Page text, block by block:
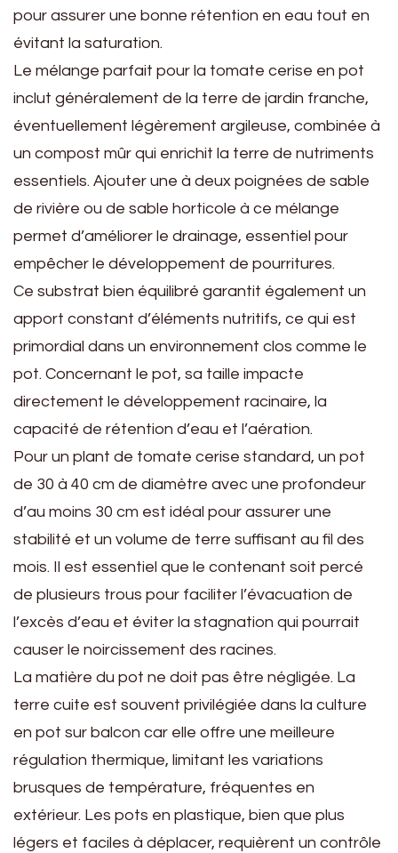
pour assurer une bonne rétention en eau tout en
évitant la saturation.
Le mélange parfait pour la tomate cerise en pot
inclut généralement de la terre de jardin franche,
éventuellement légèrement argileuse, combinée à
un compost mûr qui enrichit la terre de nutriments
essentiels. Ajouter une à deux poignées de sable
de rivière ou de sable horticole à ce mélange
permet d’améliorer le drainage, essentiel pour
empêcher le développement de pourritures.
Ce substrat bien équilibré garantit également un
apport constant d’éléments nutritifs, ce qui est
primordial dans un environnement clos comme le
pot. Concernant le pot, sa taille impacte
directement le développement racinaire, la
capacité de rétention d’eau et l’aération.
Pour un plant de tomate cerise standard, un pot
de 30 à 40 cm de diamètre avec une profondeur
d’au moins 30 cm est idéal pour assurer une
stabilité et un volume de terre suffisant au fil des
mois. Il est essentiel que le contenant soit percé
de plusieurs trous pour faciliter l’évacuation de
l’excès d’eau et éviter la stagnation qui pourrait
causer le noircissement des racines.
La matière du pot ne doit pas être négligée. La
terre cuite est souvent privilégiée dans la culture
en pot sur balcon car elle offre une meilleure
régulation thermique, limitant les variations
brusques de température, fréquentes en
extérieur. Les pots en plastique, bien que plus
légers et faciles à déplacer, requièrent un contrôle